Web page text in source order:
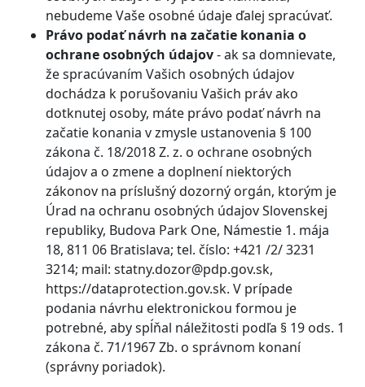
nebudeme Vaše osobné údaje ďalej spracúvať.
Právo podať návrh na začatie konania o
ochrane osobných údajov- ak sa domnievate,
že spracúvaním Vašich osobných údajov
dochádza k porušovaniu Vašich práv ako
dotknutej osoby, máte právo podať návrh na
začatie konania v zmysle ustanovenia § 100
zákona č. 18/2018 Z. z. o ochrane osobných
údajov a o zmene a doplnení niektorých
zákonov na príslušný dozorný orgán, ktorým je
Úrad na ochranu osobných údajov Slovenskej
republiky, Budova Park One, Námestie 1. mája
18, 811 06 Bratislava; tel. číslo: +421 /2/ 3231
3214; mail: statny.dozor@pdp.gov.sk,
https://dataprotection.gov.sk. V prípade
podania návrhu elektronickou formou je
potrebné, aby spĺňal náležitosti podľa § 19 ods. 1
zákona č. 71/1967 Zb. o správnom konaní
(správny poriadok).